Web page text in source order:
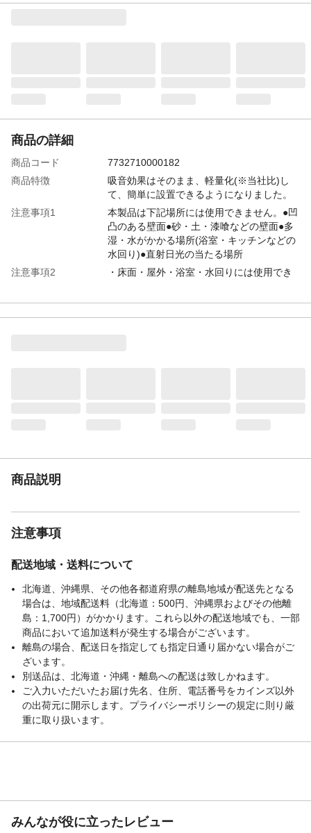
商品の詳細
商品コード
7732710000182
商品特徴
吸音効果はそのまま、軽量化(※当社比)し
て、簡単に設置できるようになりました。
注意事項1
本製品は下記場所には使用できません。●凹
凸のある壁面●砂・土・漆喰などの壁面●多
湿・水がかかる場所(浴室・キッチンなどの
水回り)●直射日光の当たる場所
注意事項2
・床面・屋外・浴室・水回りには使用でき
了承ください。
カラー
本体サイズ-幅(cm)
本体サイズ-奥行(cm)
本体サイズ-高さ(cm) 120
材質・原材料・原産
繊維板・PET 中国製
メーカー名
武田コーポレーション
JANコード
4545244690281
商品コード / 型番
関連キーワード
賃貸, 簡単設置, 木目調
商品説明
注意事項
配送地域・送料について
北海道、沖縄県、その他各都道府県の離島地域が配送先となる
場合は、地域配送料（北海道：500円、沖縄県およびその他離
島：1,700円）がかかります。これら以外の配送地域でも、一部
商品において追加送料が発生する場合がございます。
離島の場合、配送日を指定しても指定日通り届かない場合がご
ざいます。
別送品は、北海道・沖縄・離島への配送は致しかねます。
ご入力いただいたお届け先名、住所、電話番号をカインズ以外
の出荷元に開示します。プライバシーポリシーの規定に則り厳
重に取り扱います。
みんなが役に立ったレビュー